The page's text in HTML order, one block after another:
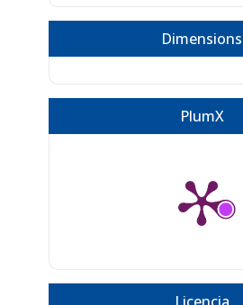
Dimensions
PlumX